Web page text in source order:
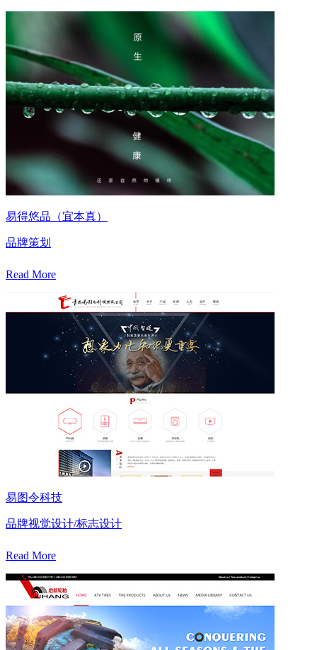
易得悠品（宜本真）
品牌策划
Read More
易图令科技
品牌视觉设计/标志设计
Read More